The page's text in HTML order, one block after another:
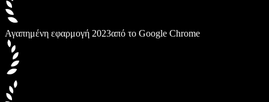
Αγαπημένη εφαρμογή 2023από το Google Chrome